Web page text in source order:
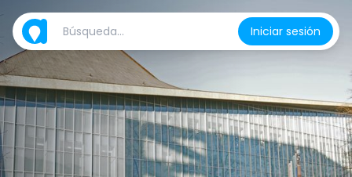
Iniciar sesión